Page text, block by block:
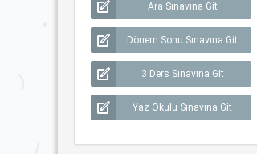
Ara Sınavına Git
Dönem Sonu Sınavına Git
3 Ders Sınavına Git
Yaz Okulu Sınavına Git